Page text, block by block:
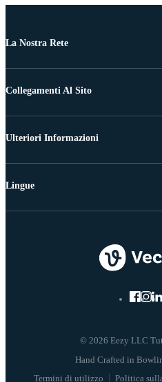
La Nostra Rete
Collegamenti Al Sito
Ulteriori Informazioni
© 2026 Eezy LLC
Termini di utilizzo Politica
Lingue